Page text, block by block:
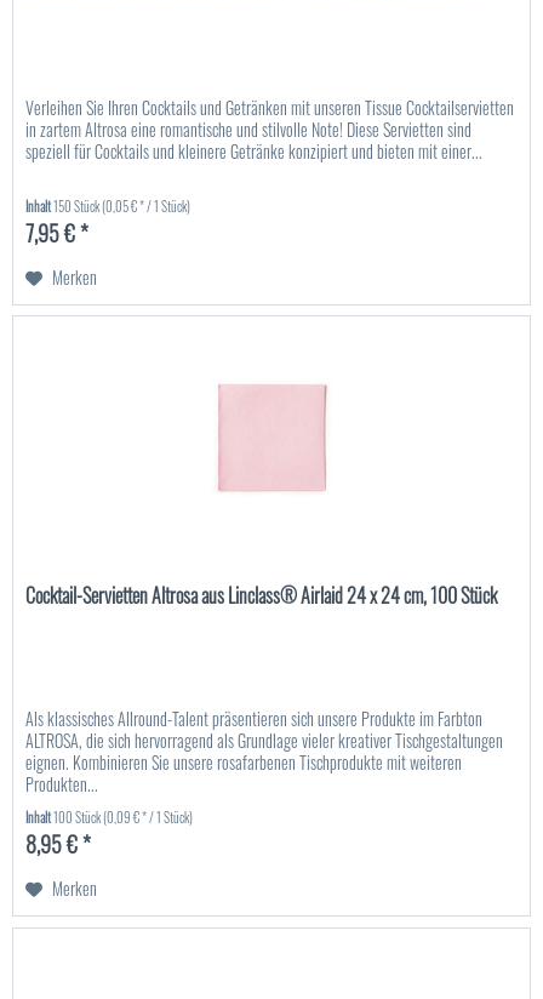
Verleihen Sie Ihren Cocktails und Getränken mit unseren Tissue Cocktailservietten
in zartem Altrosa eine romantische und stilvolle Note! Diese Servietten sind
speziell für Cocktails und kleinere Getränke konzipiert und bieten mit einer...
Inhalt150 Stück(0,05 € * / 1 Stück)
7,95 € *
Merken
Cocktail-Servietten Altrosa aus Linclass® Airlaid 24 x 24 cm, 100 Stück
Als klassisches Allround-Talent präsentieren sich unsere Produkte im Farbton
ALTROSA, die sich hervorragend als Grundlage vieler kreativer Tischgestaltungen
eignen. Kombinieren Sie unsere rosafarbenen Tischprodukte mit weiteren
Produkten...
Inhalt100 Stück(0,09 € * / 1 Stück)
8,95 € *
Merken